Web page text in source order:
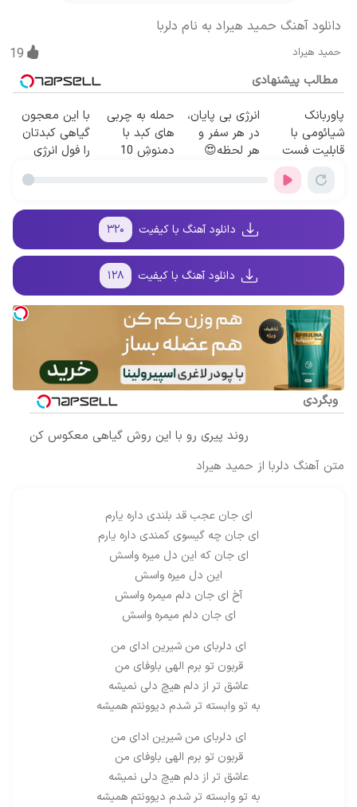
دانلود آهنگ حمید هیراد به نام دلربا
حمید هیراد 19
مطالب پیشنهادی
پاوربانک
شیائومی با
قابلیت فست
شارژ در زمان
های بی برقی⚡
انرژی بی پایان،
در هر سفر و
هر لحظه😍
حمله به چربی
های کبد با
دمنوشِ 10
با این معجون
گیاهی کبدتان
را فول انرژی
دانلود آهنگ با کیفیت ۳۲۰
دانلود آهنگ با کیفیت ۱۲۸
وبگردی
روند پیری رو با این روش گیاهی معکوس کن
متن آهنگ دلربا از حمید هیراد
ای جان عجب قد بلندی داره یارم
ای جان چه گیسوی کمندی داره یارم
ای جان که این دل میره واسش
این دل میره واسش
آخ ای جان دلم میمره واسش
ای جان دلم میمره واسش
ای دلربای من شیرین ادای من
قربون تو برم الهی باوفای من
عاشق تر از دلم هیچ دلی نمیشه
به تو وابسته تر شدم دیوونتم همیشه
ای دلربای من شیرین ادای من
قربون تو برم الهی باوفای من
عاشق تر از دلم هیچ دلی نمیشه
به تو وابسته تر شدم دیوونتم همیشه